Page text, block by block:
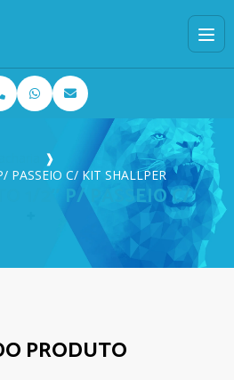
❱
PASSEIO C/ KIT SHALLPER
1/2″ P/ PASSEIO C/
PRODUTO